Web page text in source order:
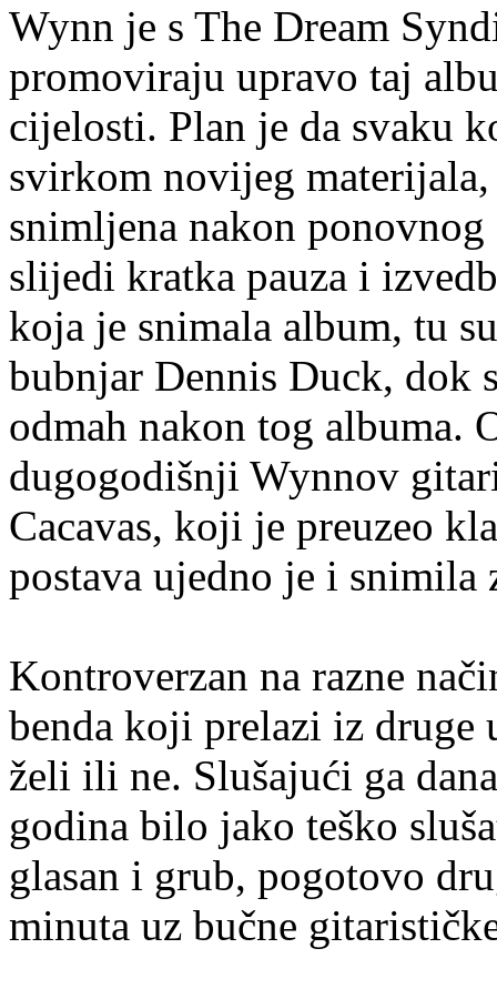
Wynn je s The Dream
promoviraju upravo taj
cijelosti. Plan je da svaku
svirkom novijeg
snimljena nakon
slijedi kratka pauza i
koja je snimala album, tu
bubnjar Dennis Duck, dok
odmah nakon tog albuma.
dugogodišnji Wynnov
Cacavas, koji je preuzeo
postava ujedno je i snimila
Kontroverzan na razne
benda koji prelazi iz
želi ili ne. Slušajući ga
godina bilo jako teško
glasan i grub, pogotovo
minuta uz bučne